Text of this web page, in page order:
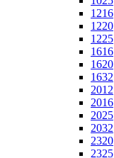
1216
1220
1225
1616
1620
1632
2012
2016
2025
2032
2320
2325